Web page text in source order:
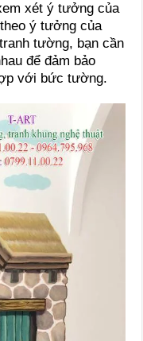
xét ý tưởng của
ý tưởng của
tường, bạn cần
để đảm bảo
với bức tường.